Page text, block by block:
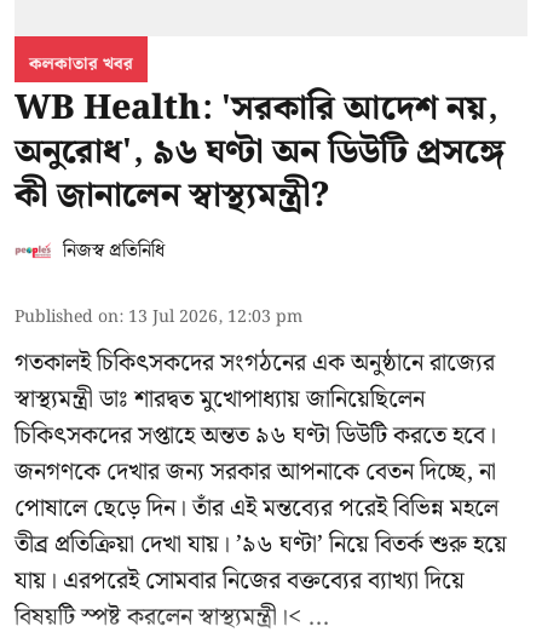
কলকাতার খবর
WB Health: 'সরকারি আদেশ নয়,
অনুরোধ', ৯৬ ঘণ্টা অন ডিউটি প্রসঙ্গে
কী জানালেন স্বাস্থ্যমন্ত্রী?
নিজস্ব প্রতিনিধি
Published on: 13 Jul 2026, 12:03 pm
গতকালই চিকিৎসকদের সংগঠনের এক অনুষ্ঠানে রাজ্যের
স্বাস্থ্যমন্ত্রী ডাঃ শারদ্বত মুখোপাধ্যায় জানিয়েছিলেন
চিকিৎসকদের সপ্তাহে অন্তত ৯৬ ঘণ্টা ডিউটি করতে হবে।
জনগণকে দেখার জন্য সরকার আপনাকে বেতন দিচ্ছে, না
পোষালে ছেড়ে দিন। তাঁর এই মন্তব্যের পরেই বিভিন্ন মহলে
তীব্র প্রতিক্রিয়া দেখা যায়। ’৯৬ ঘণ্টা’ নিয়ে বিতর্ক শুরু হয়ে
যায়। এরপরেই সোমবার নিজের বক্তব্যের ব্যাখ্যা দিয়ে
বিষয়টি স্পষ্ট করলেন স্বাস্থ্যমন্ত্রী।< ...